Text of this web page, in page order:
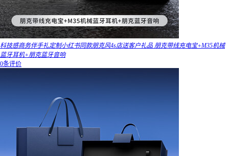
科技感商务伴手礼定制小红书同款朋克风4s店送客户礼品 朋克带线充电宝+M35机械
蓝牙耳机+朋克蓝牙音响
0条评价